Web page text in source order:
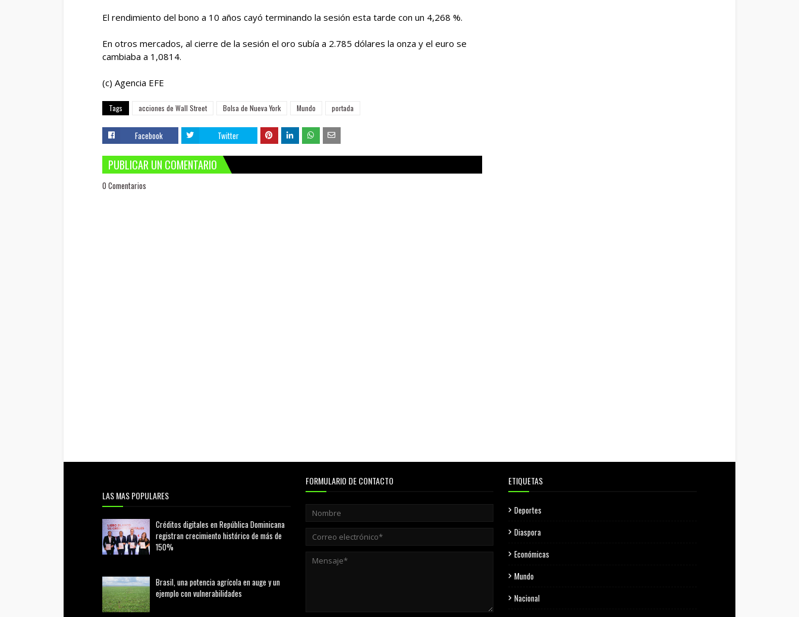
El rendimiento del bono a 10 años cayó terminando la sesión esta tarde con un 4,268 %.
En otros mercados, al cierre de la sesión el oro subía a 2.785 dólares la onza y el euro se
cambiaba a 1,0814.
(c) Agencia EFE
Tags acciones de Wall Street Bolsa de Nueva York Mundo portada
Facebook Twitter
PUBLICAR UN COMENTARIO
0 Comentarios
LAS MAS POPULARES
Créditos digitales en República Dominicana
registran crecimiento histórico de más de
150%
Brasil, una potencia agrícola en auge y un
ejemplo con vulnerabilidades
FORMULARIO DE CONTACTO ETIQUETAS
Deportes
Diaspora
Económicas
Mundo
Nacional